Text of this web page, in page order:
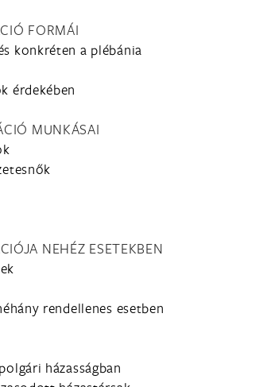
FORMÁI
konkréten a plébánia
érdekében
MUNKÁSAI
NEHÉZ ESETEKBEN
rendellenes esetben
házasságban